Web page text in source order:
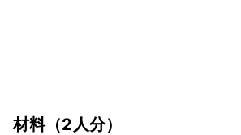
材料（2人分）